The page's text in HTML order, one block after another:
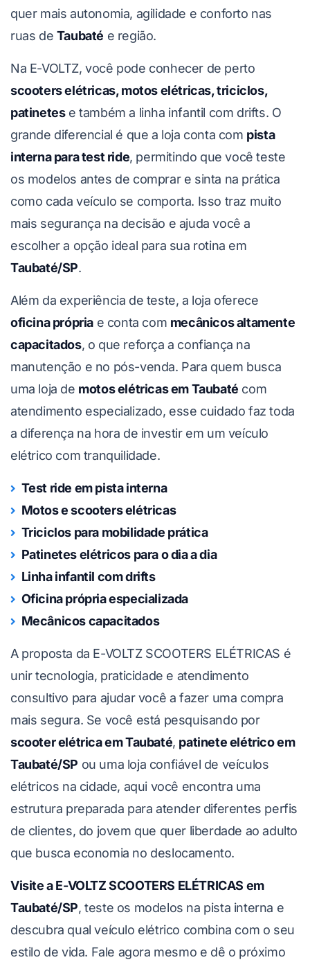
quer mais autonomia, agilidade e conforto nas
ruas de Taubaté e região.
Na E-VOLTZ, você pode conhecer de perto
scooters elétricas, motos elétricas, triciclos,
patinetese também a linha infantil com drifts. O
grande diferencial é que a loja conta com pista
interna para test ride, permitindo que você teste
os modelos antes de comprar e sinta na prática
como cada veículo se comporta. Isso traz muito
mais segurança na decisão e ajuda você a
escolher a opção ideal para sua rotina em
Taubaté/SP.
Além da experiência de teste, a loja oferece
oficina própria e conta com mecânicos altamente
capacitados, o que reforça a confiança na
manutenção e no pós-venda. Para quem busca
uma loja de motos elétricas em Taubaté com
atendimento especializado, esse cuidado faz toda
a diferença na hora de investir em um veículo
elétrico com tranquilidade.
Test ride em pista interna
Motos e scooters elétricas
Triciclos para mobilidade prática
Patinetes elétricos para o dia a dia
Linha infantil com drifts
Oficina própria especializada
Mecânicos capacitados
A proposta da E-VOLTZ SCOOTERS ELÉTRICAS é
unir tecnologia, praticidade e atendimento
consultivo para ajudar você a fazer uma compra
mais segura. Se você está pesquisando por
scooter elétrica em Taubaté, patinete elétrico em
Taubaté/SP ou uma loja confiável de veículos
elétricos na cidade, aqui você encontra uma
estrutura preparada para atender diferentes perfis
de clientes, do jovem que quer liberdade ao adulto
que busca economia no deslocamento.
Visite a E-VOLTZ SCOOTERS ELÉTRICAS em
Taubaté/SP, teste os modelos na pista interna e
descubra qual veículo elétrico combina com o seu
estilo de vida. Fale agora mesmo e dê o próximo